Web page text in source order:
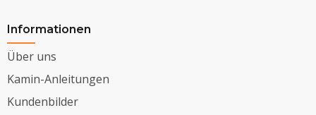
Informationen
Über uns
Kamin-Anleitungen
Kundenbilder